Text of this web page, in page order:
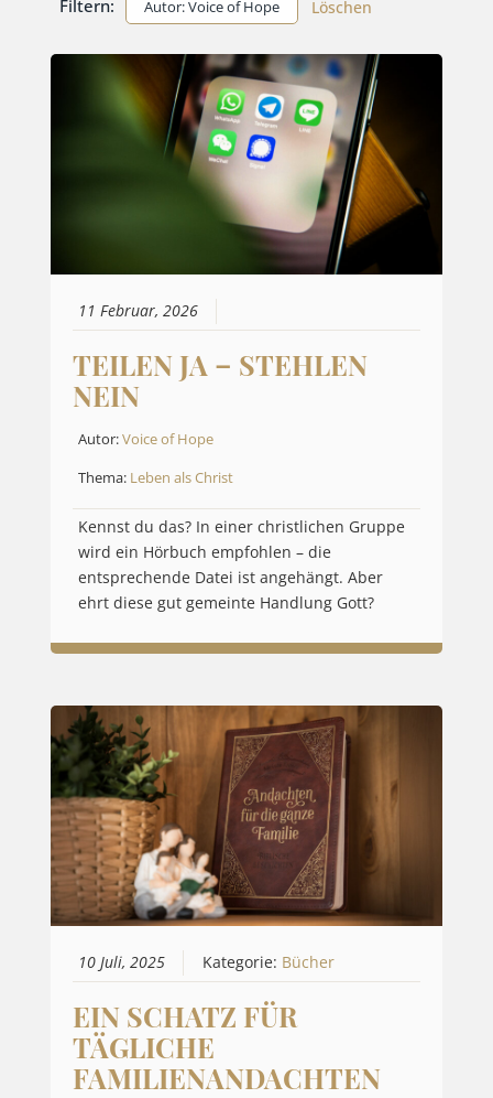
Filtern: Autor: Voice of Hope Löschen
11 Februar, 2026
TEILEN JA – STEHLEN
NEIN
Autor:Voice of Hope
Thema: Leben als Christ
Kennst du das? In einer christlichen Gruppe
wird ein Hörbuch empfohlen – die
entsprechende Datei ist angehängt. Aber
ehrt diese gut gemeinte Handlung Gott?
10 Juli, 2025 Kategorie: Bücher
EIN SCHATZ FÜR
TÄGLICHE
FAMILIENANDACHTEN